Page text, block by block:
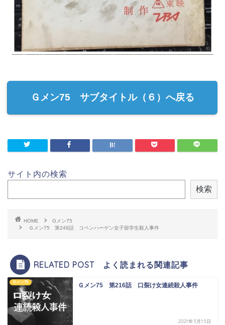
Ｇメン75 サブタイトル（６）へ戻る
サイト内の検索
検索
HOME
Gメン75
Ｇメン75 第249話 コペンハーゲン女子留学生殺人事件
RELATED POST よく読まれる関連記事
Gメン75 Ｇメン75 第216話 口裂け女連続殺人事件
2021年5月15日